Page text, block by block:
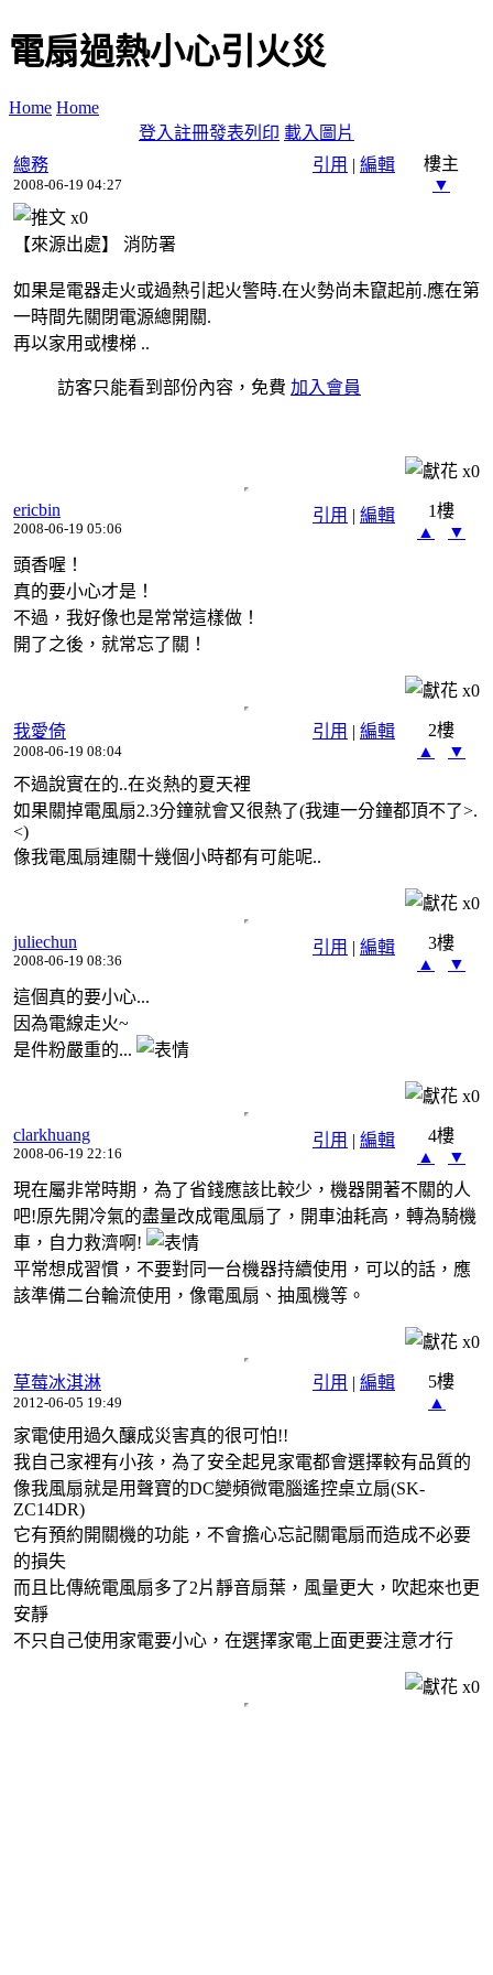
電扇過熱小心引火災
Home Home
登入註冊發表列印 載入圖片
引用 | 編輯
總務
2008-06-19 04:27
樓主
▼
x0
【來源出處】 消防署
如果是電器走火或過熱引起火警時.在火勢尚未竄起前.應在第
一時間先關閉電源總開關.
再以家用或樓梯 ..
訪客只能看到部份內容，免費 加入會員
x0
引用 | 編輯
ericbin
2008-06-19 05:06
1樓
▲
▼
頭香喔！
真的要小心才是！
不過，我好像也是常常這樣做！
開了之後，就常忘了關！
x0
引用 | 編輯
我愛倚
2008-06-19 08:04
2樓
▲
▼
不過說實在的..在炎熱的夏天裡
如果關掉電風扇2.3分鐘就會又很熱了(我連一分鐘都頂不了>.
<)
像我電風扇連關十幾個小時都有可能呢..
x0
引用 | 編輯
juliechun
2008-06-19 08:36
3樓
▲
▼
這個真的要小心...
因為電線走火~
是件粉嚴重的...
x0
引用 | 編輯
clarkhuang
2008-06-19 22:16
4樓
▲
▼
現在屬非常時期，為了省錢應該比較少，機器開著不關的人
吧!原先開冷氣的盡量改成電風扇了，開車油耗高，轉為騎機
車，自力救濟啊!
平常想成習慣，不要對同一台機器持續使用，可以的話，應
該準備二台輪流使用，像電風扇、抽風機等。
x0
引用 | 編輯
草莓冰淇淋
2012-06-05 19:49
5樓
▲
家電使用過久釀成災害真的很可怕!!
我自己家裡有小孩，為了安全起見家電都會選擇較有品質的
像我風扇就是用聲寶的DC變頻微電腦遙控桌立扇(SK-
ZC14DR)
它有預約開關機的功能，不會擔心忘記關電扇而造成不必要
的損失
而且比傳統電風扇多了2片靜音扇葉，風量更大，吹起來也更
安靜
不只自己使用家電要小心，在選擇家電上面更要注意才行
x0